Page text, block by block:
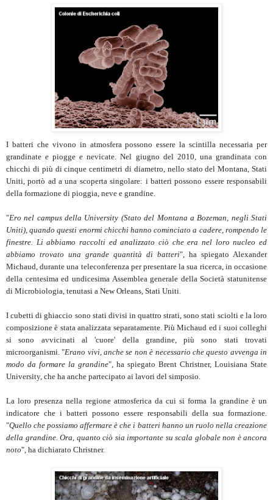
I batteri che vivono in atmosfera possono essere la scintilla necessaria per
grandinate e piogge e nevicate. Nel giugno del 2010, una grandinata con
chicchi di più di cinque centimetri di diametro, nello stato del Montana, Stati
Uniti, portò ad a una scoperta singolare: i batteri possono essere responsabili
della formazione di pioggia, neve e grandine.
"Ero nel campus della University (Stato del Montana a Bozeman, negli Stati
Uniti), quando questi enormi chicchi hanno cominciato a cadere, rompendo le
finestre. Li abbiamo raccolti ed analizzato ciò che era nel loro nucleo ed
abbiamo trovato una grande quantità di batteri", ha spiegato Alexander
Michaud, durante una teleconferenza per presentare la sua ricerca, in occasione
della centesima ed undicesima Assemblea generale della Società statunitense
di Microbiologia, tenutasi a New Orleans, Stati Uniti.
I cubetti di ghiaccio sono stati divisi in quattro strati, sono stati sciolti e la loro
composizione è stata analizzata separatamente. Più Michaud ed i suoi colleghi
si sono avvicinati al 'cuore' della grandine, più sono stati trovati
microorganismi. "Erano vivi, anche se non è necessario che questo avvenga in
modo da formare la grandine", ha spiegato Brent Christner, Louisiana State
University, che ha anche partecipato ai lavori del simposio.
La loro presenza nella regione atmosferica da cui si forma la grandine è un
indicatore che i batteri possono essere responsabili della sua formazione.
"Quello che possiamo affermare è che i batteri hanno un ruolo nella creazione
della grandine. Ora, quanto ciò sia importante su scala globale non è ancora
noto", ha dichiarato Christner.